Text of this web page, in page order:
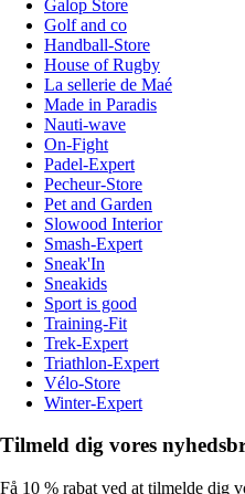
Galop Store
Golf and co
Handball-Store
House of Rugby
La sellerie de Maé
Made in Paradis
Nauti-wave
On-Fight
Padel-Expert
Pecheur-Store
Pet and Garden
Slowood Interior
Smash-Expert
Sneak'In
Sneakids
Sport is good
Training-Fit
Trek-Expert
Triathlon-Expert
Vélo-Store
Winter-Expert
Tilmeld dig vores
Få 10 % rabat ved at tilmelde dig